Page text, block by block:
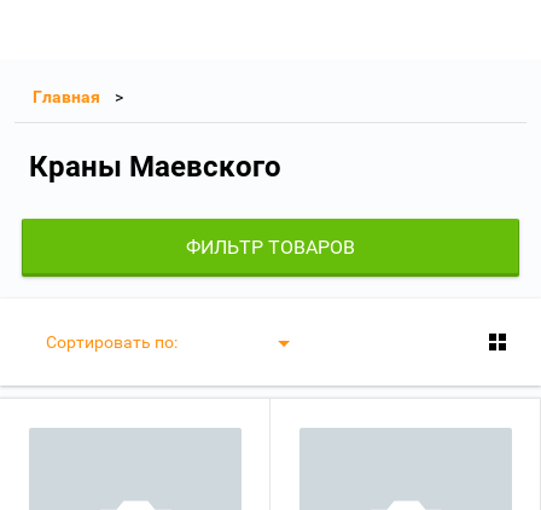
Главная
Краны Маевского
ФИЛЬТР ТОВАРОВ
Сортировать по: